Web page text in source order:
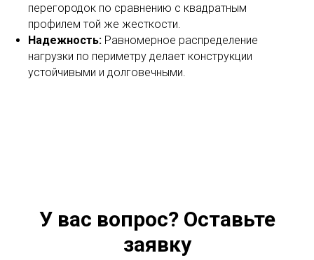
перегородок по сравнению с квадратным
профилем той же жесткости.
Надежность: Равномерное распределение
нагрузки по периметру делает конструкции
устойчивыми и долговечными.
У вас вопрос? Оставьте
заявку